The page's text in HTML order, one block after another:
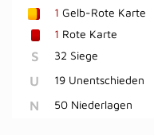
1 Gelb-Rote Karte
1 Rote Karte
S 32 Siege
U 19 Unentschieden
N 50 Niederlagen